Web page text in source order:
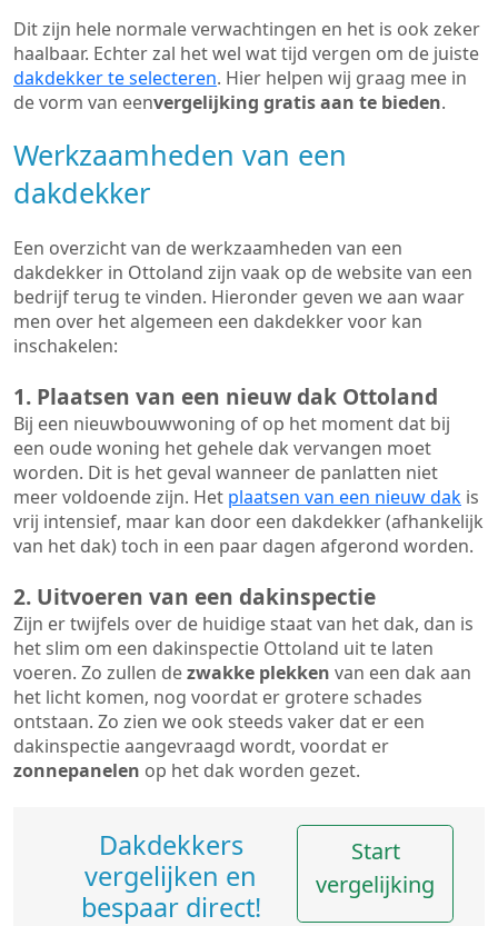
Dit zijn hele normale verwachtingen en het is ook zeker
haalbaar. Echter zal het wel wat tijd vergen om de juiste
dakdekker te selecteren. Hier helpen wij graag mee in
de vorm van eenvergelijking gratis aan te bieden.
Werkzaamheden van een
dakdekker
Een overzicht van de werkzaamheden van een
dakdekker in Ottoland zijn vaak op de website van een
bedrijf terug te vinden. Hieronder geven we aan waar
men over het algemeen een dakdekker voor kan
inschakelen:
1. Plaatsen van een nieuw dak Ottoland
Bij een nieuwbouwwoning of op het moment dat bij
een oude woning het gehele dak vervangen moet
worden. Dit is het geval wanneer de panlatten niet
meer voldoende zijn. Het plaatsen van een nieuw dak is
vrij intensief, maar kan door een dakdekker (afhankelijk
van het dak) toch in een paar dagen afgerond worden.
2. Uitvoeren van een dakinspectie
Zijn er twijfels over de huidige staat van het dak, dan is
het slim om een dakinspectie Ottoland uit te laten
voeren. Zo zullen dezwakke plekken van een dak aan
het licht komen, nog voordat er grotere schades
ontstaan. Zo zien we ook steeds vaker dat er een
dakinspectie aangevraagd wordt, voordat er
zonnepanelen op het dak worden gezet.
Dakdekkers
vergelijken en
bespaar direct!
Start
vergelijking